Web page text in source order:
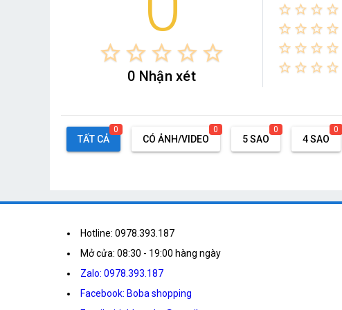
star_border star_border star_border star_border star_border
0 Nhận xét
star_border star_border star_border star_border
star_border star_border star_border star_border
star_border star_border star_border star_border
star_border star_border star_border star_border
TẤT CẢ
0
CÓ ẢNH/VIDEO
0
5 SAO
0
4 SAO
0
Hotline: 0978.393.187
Mở cửa: 08:30 - 19:00 hàng ngày
Zalo: 0978.393.187
Facebook: Boba shopping